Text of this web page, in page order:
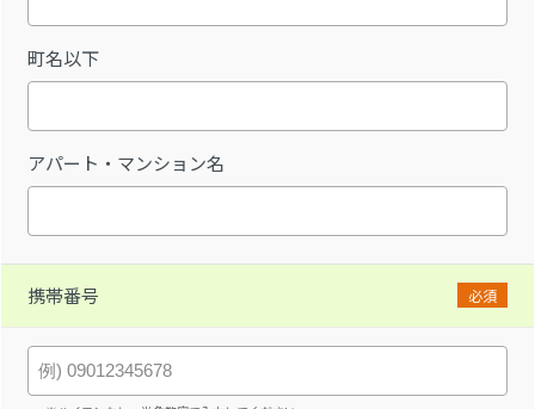
町名以下
アパート・マンション名
携帯番号 必須